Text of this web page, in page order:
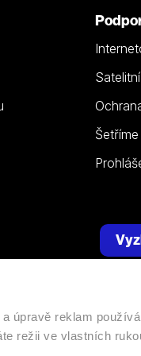
úpravě reklam
režii ve vlastních
práva vyhrazena. |